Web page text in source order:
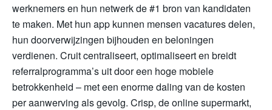
werknemers en hun netwerk de #1 bron van kandidaten
te maken. Met hun app kunnen mensen vacatures delen,
hun doorverwijzingen bijhouden en beloningen
verdienen. Cruit centraliseert, optimaliseert en breidt
referralprogramma’s uit door een hoge mobiele
betrokkenheid – met een enorme daling van de kosten
per aanwerving als gevolg. Crisp, de online supermarkt,